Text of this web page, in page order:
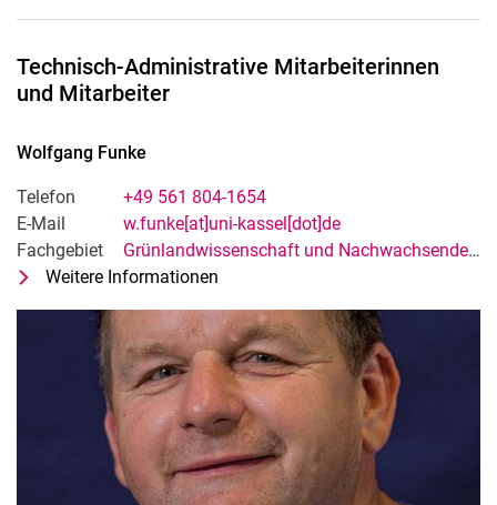
Technisch-Administrative Mitarbeiterinnen
und Mitarbeiter
Wolfgang Funke
Telefon
+49 561 804-1654
E-Mail
w.funke[at]uni-kassel[dot]de
Fachgebiet
Grünlandwissenschaft und Nachwachsende Rohstoffe
Weitere Informationen